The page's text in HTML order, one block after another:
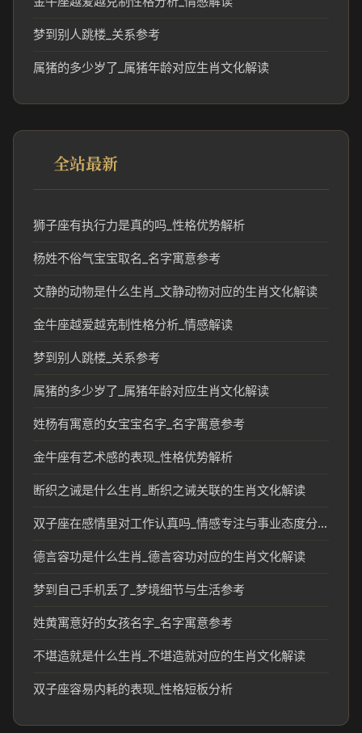
梦到别人跳楼_关系参考
属猪的多少岁了_属猪年龄对应生肖文化解读
全站最新
狮子座有执行力是真的吗_性格优势解析
杨姓不俗气宝宝取名_名字寓意参考
文静的动物是什么生肖_文静动物对应的生肖文化解读
金牛座越爱越克制性格分析_情感解读
梦到别人跳楼_关系参考
属猪的多少岁了_属猪年龄对应生肖文化解读
姓杨有寓意的女宝宝名字_名字寓意参考
金牛座有艺术感的表现_性格优势解析
断织之诫是什么生肖_断织之诫关联的生肖文化解读
双子座在感情里对工作认真吗_情感专注与事业态度分析
德言容功是什么生肖_德言容功对应的生肖文化解读
梦到自己手机丢了_梦境细节与生活参考
姓黄寓意好的女孩名字_名字寓意参考
不堪造就是什么生肖_不堪造就对应的生肖文化解读
双子座容易内耗的表现_性格短板分析